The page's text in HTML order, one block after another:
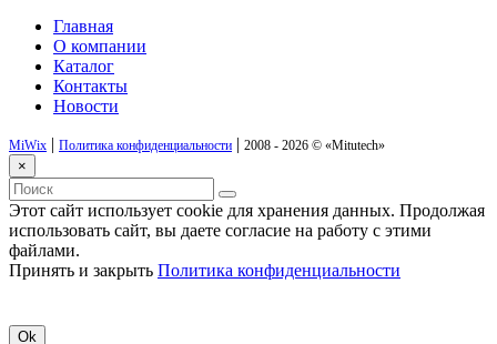
Главная
О компании
Каталог
Контакты
Новости
MiWix | Политика конфиденциальности | 2008 - 2026 © «Mitutech»
×
Этот сайт использует cookie для хранения данных. Продолжая
использовать сайт, вы даете согласие на работу с этими
файлами.
Принять и закрыть Политика конфиденциальности
Ok